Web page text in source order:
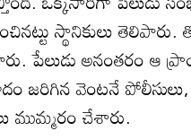
స్థానికులు
పేలుడు అనంతరం ఆ
జరిగిన వెంటనే
ముమ్మరం చేశారు.